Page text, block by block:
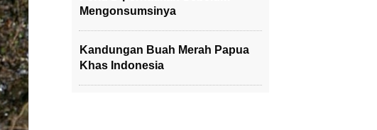
Mengonsumsinya
Kandungan Buah Merah Papua
Khas Indonesia